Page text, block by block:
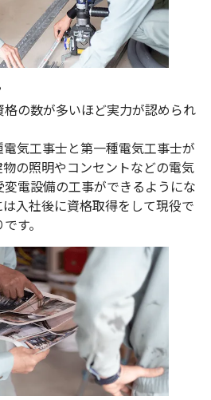
の数が多いほど実力が認められ
気工事士と第一種電気工事士が
の照明やコンセントなどの電気
電設備の工事ができるようにな
入社後に資格取得をして現役で
す。